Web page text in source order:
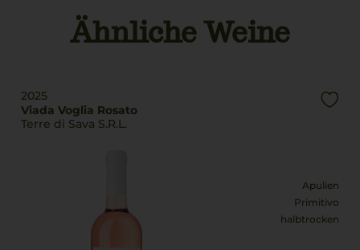
Ähnliche Weine
2025
Viada Voglia Rosato
Terre di Sava S.R.L.
Apulien
Primitivo
halbtrocken